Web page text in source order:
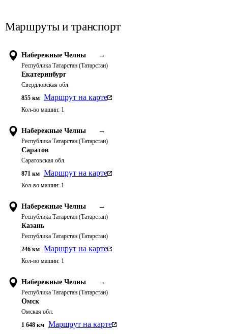
Маршруты и транспорт
Набережные Челны →
Республика Татарстан (Татарстан)
Екатеринбург
Свердловская обл.
855 км Маршрут на карте
Кол-во машин: 1
Набережные Челны →
Республика Татарстан (Татарстан)
Саратов
Саратовская обл.
871 км Маршрут на карте
Кол-во машин: 1
Набережные Челны →
Республика Татарстан (Татарстан)
Казань
Республика Татарстан (Татарстан)
246 км Маршрут на карте
Кол-во машин: 1
Набережные Челны →
Республика Татарстан (Татарстан)
Омск
Омская обл.
1 648 км Маршрут на карте